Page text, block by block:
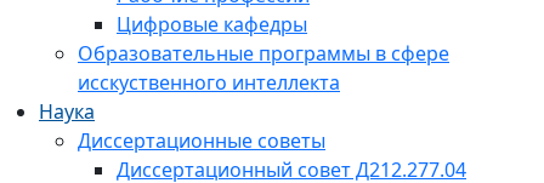
Цифровые кафедры
Образовательные программы в сфере
исскуственного интеллекта
Наука
Диссертационные советы
Диссертационный совет Д212.277.04